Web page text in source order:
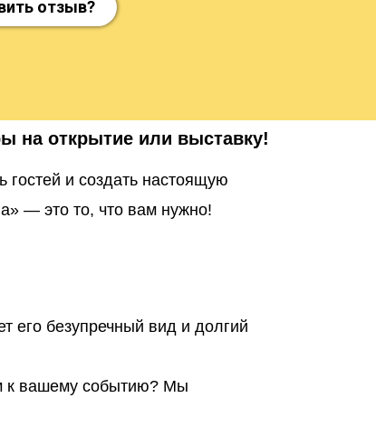
отзыв?
на открытие или выставку!
гостей и создать настоящую
— это то, что вам нужно!
его безупречный вид и долгий
к вашему событию? Мы